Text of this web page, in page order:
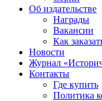
Об издательстве
Награды
Вакансии
Как
Новости
Журнал
Контакты
Где купить
Политика